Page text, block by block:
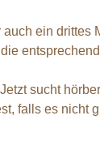
ein drittes
sucht
falls es nicht